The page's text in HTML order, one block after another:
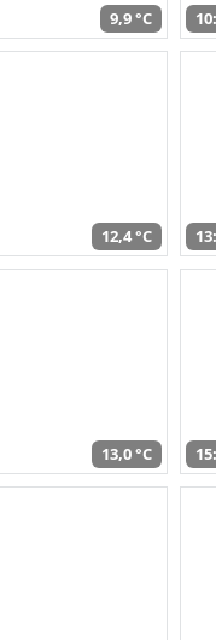
9,9 °C
12,4 °C
13,0 °C